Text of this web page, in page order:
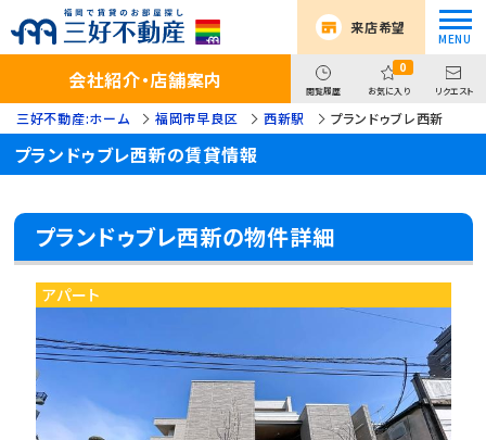
来店希望
会社紹介・店舗案内 閲覧履歴
0
お気に入り リクエスト
三好不動産:ホーム 福岡市早良区 西新駅 プランドゥブレ西新
プランドゥブレ西新の賃貸情報
プランドゥブレ西新の物件詳細
アパート